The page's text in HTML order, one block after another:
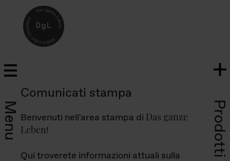
Menu Prodotti
Comunicati stampa
Benvenuti nell'area stampa di Das ganze
Leben!
Qui troverete informazioni attuali sulla